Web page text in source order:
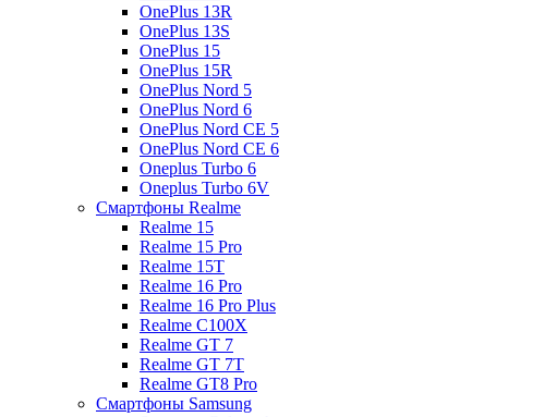
OnePlus 13R
OnePlus 13S
OnePlus 15
OnePlus 15R
OnePlus Nord 5
OnePlus Nord 6
OnePlus Nord CE 5
OnePlus Nord CE 6
Oneplus Turbo 6
Oneplus Turbo 6V
Смартфоны Realme
Realme 15
Realme 15 Pro
Realme 15T
Realme 16 Pro
Realme 16 Pro Plus
Realme C100X
Realme GT 7
Realme GT 7T
Realme GT8 Pro
Смартфоны Samsung